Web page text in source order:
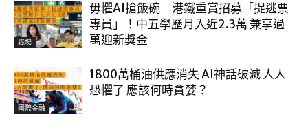
職場
毋懼AI搶飯碗｜港鐵重賞招募「捉逃票
專員」！中五學歷月入近2.3萬 兼享過
萬迎新獎金
國際金融
1800萬桶油供應消失 AI神話破滅 人人
恐懼了 應該何時貪婪？